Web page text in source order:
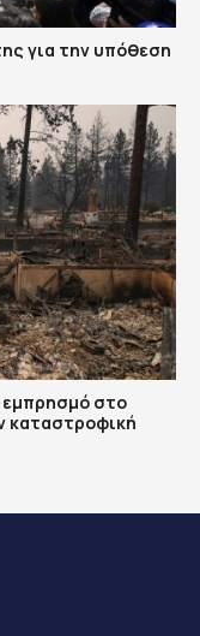
για την υπόθεση
εμπρησμό στο
καταστροφική